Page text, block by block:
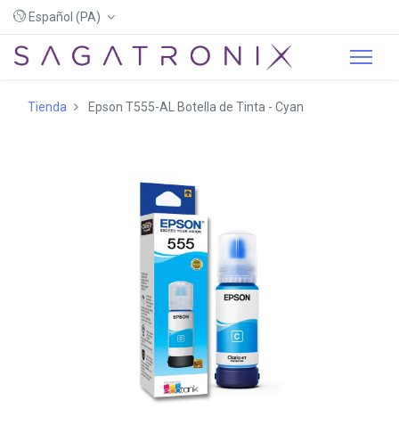
Español (PA)
Tienda Epson T555-AL Botella de Tinta - Cyan